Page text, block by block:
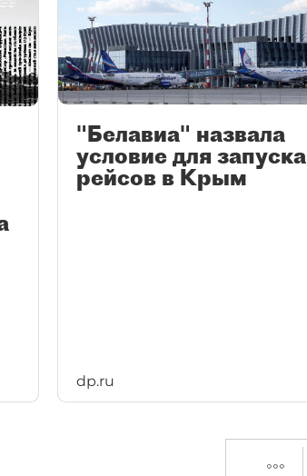
"Белавиа" назвала
условие для запуска
рейсов в Крым
dp.ru